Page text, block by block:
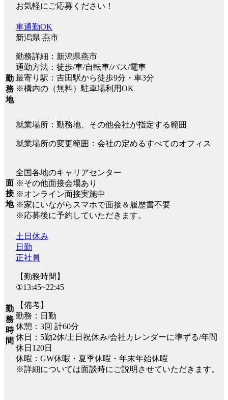
お気軽にご応募ください！
勤
務
地
車通勤OK
新潟県 燕市
勤務詳細：新潟県燕市
通勤方法：徒歩/車/自転車/バス/電車
最寄り駅：吉田駅から徒歩9分・車3分
※構内の（無料）駐車場利用OK
就業場所：勤務地、その他会社が指定する範囲
就業場所の変更範囲：会社の定めるすべてのオフィス
面
接
地
全国各地のキャリアセンター
※その他面接会場あり
※オンライン面接実施中
※家にいながらスマホで面接＆履歴書不要
※応募後に予約していただきます。
勤
務
時
間
土日休み
日勤
正社員
【勤務時間】
①13:45~22:45
【備考】
勤務：日勤
休憩：3回 計60分
休日：5勤2休/土日祝休み/会社カレンダーに準ずる/年間
休日120日
休暇：GW休暇・夏季休暇・年末年始休暇
※詳細については面談時にご説明させていただきます。